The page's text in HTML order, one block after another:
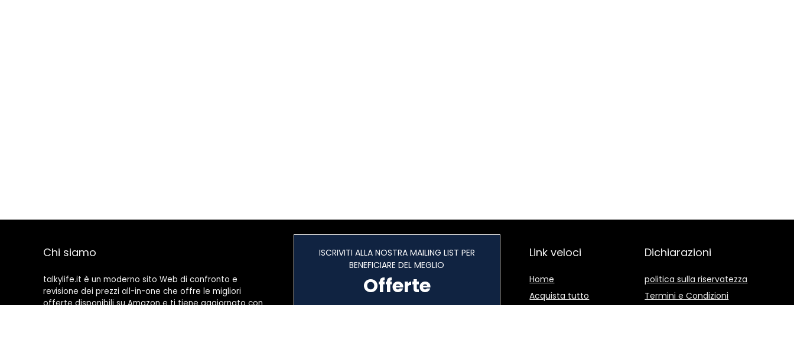
Chi siamo
talkylife.it è un moderno sito Web di confronto e
revisione dei prezzi all-in-one che offre le migliori
offerte disponibili su Amazon e ti tiene aggiornato con
ISCRIVITI ALLA NOSTRA MAILING LIST PER
BENEFICIARE DEL MEGLIO
Offerte
Link veloci
Home
Acquista tutto
Dichiarazioni
politica sulla riservatezza
Termini e Condizioni